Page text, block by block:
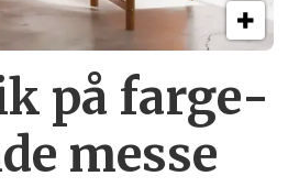
på farge­
messe